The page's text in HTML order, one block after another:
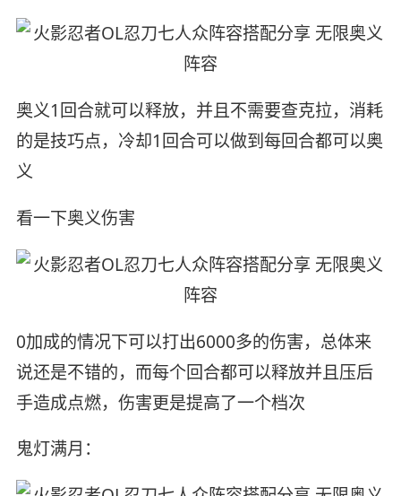
奥义1回合就可以释放，并且不需要查克拉，消耗
的是技巧点，冷却1回合可以做到每回合都可以奥
义
看一下奥义伤害
0加成的情况下可以打出6000多的伤害，总体来
说还是不错的，而每个回合都可以释放并且压后
手造成点燃，伤害更是提高了一个档次
鬼灯满月：